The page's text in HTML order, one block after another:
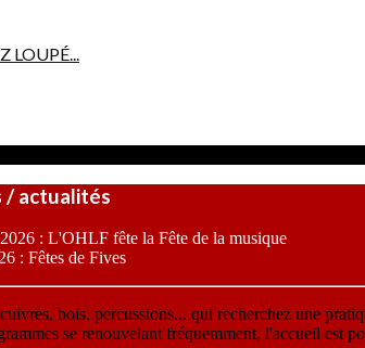
LOUPÉ...
/ actualités
: L'OHLF fête la Fête de la musique
: Fêtes de Fives
bois, percussions... qui recherchez une
se renouvelant fréquemment, l'accueil est